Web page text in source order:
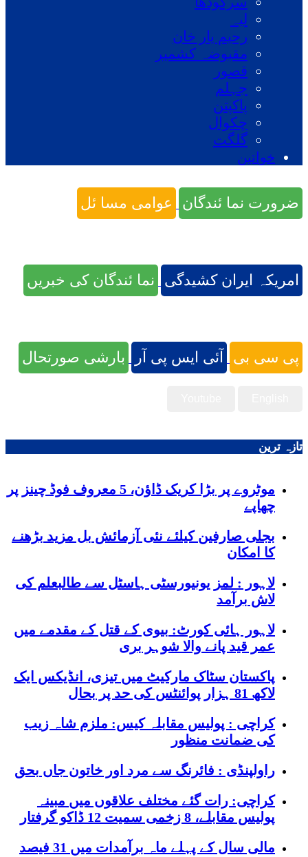
لیہ
رحیم یار خان
مقبوضہ کشمیر
قصور
جہلم
پاکپتن
چکوال
گلگت
خواتین
ضرورت نما ئندگان عوامی مسا ئل
امریکہ ایران کشیدگی نما ئندگان کی خبریں
پی سی بی آئی ایس پی آر بارشی صورتحال
تازہ ترین
موٹروے پر بڑا کریک ڈاؤن، 5 معروف فوڈ چینز پر
چھاپے
بجلی صارفین کیلئے نئی آزمائش بل مزید بڑھنے
کا امکان
لاہور : لمز یونیورسٹی ہاسٹل سے طالبعلم کی
لاش برآمد
لاہور ہائی کورٹ: بیوی کے قتل کے مقدمے میں
عمر قید پانے والا شوہر بری
پاکستان سٹاک مارکیٹ میں تیزی، انڈیکس ایک
لاکھ 81 ہزار پوائنٹس کی حد پر بحال
کراچی : پولیس مقابلہ کیس: ملزم شاہ زیب
کی ضمانت منظور
راولپنڈی : فائرنگ سے مرد اور خاتون جاں بحق
کراچی: رات گئے مختلف علاقوں میں مبینہ
پولیس مقابلے، 8 زخمی سمیت 12 ڈاکو گرفتار
مالی سال کے پہلے ماہ برآمدات میں 31 فیصد